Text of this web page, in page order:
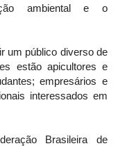
ambiental e o
um público diverso de
estão apicultores e
empresários e
interessados em
Brasileira de